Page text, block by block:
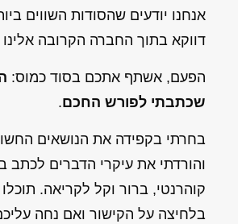
אנחנו יודעים שהסודות השווים
דווקא בתוך החברה הקרובה
הפעם, אשתף אתכם בסוד כמוס:
שכתבתי לפורש החכם.
בחרתי בקפידה את הנושאים
והורדתי את עיקרי הדברים לכתב
קוהרנטי, ברור וקל לקריאה.
בלחיצה על הקישור ואם נחה